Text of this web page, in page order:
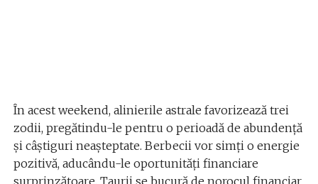
În acest weekend, alinierile astrale favorizează trei
zodii, pregătindu-le pentru o perioadă de abundență
și câștiguri neașteptate. Berbecii vor simți o energie
pozitivă, aducându-le oportunități financiare
surprinzătoare. Taurii se bucură de norocul financiar